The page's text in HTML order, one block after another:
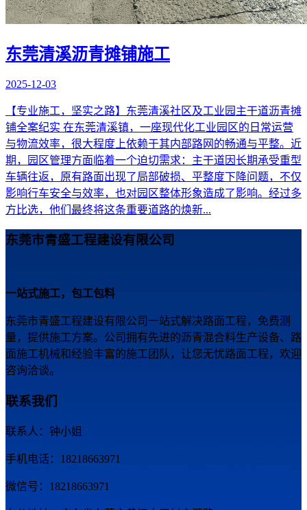
东莞清溪沥青摊铺施工
2025-12-03
【专业施工，坚实之路】东莞清溪社区及工业园主干道沥青摊
铺全案纪实 在东莞清溪镇，一座现代化工业园区的日常运营
与物流效率，很大程度上依赖于其内部路网的畅通与平整。近
期，园区管理方面临着一个迫切需求：主干道因长期承受重型
车辆往返，原有路面出现了局部破损、平整度下降问题，不仅
影响行车安全与效率，也对园区整体形象造成了影响。经过多
方比选，他们最终将这条重要道路的焕新...
东莞市青盛工程建设有限公司
一站式施工，包工包料
东莞市青盛工程建设有限公司一站式解决路面工程，免费测
量，提供施工方案。公司拥有先进的沥青混合料生产设备、路
面施工机械和经验丰富的施工团队，让您无忧路面工程，欢迎
咨询洽谈。
联系我们
联系人：钟小姐
手机电话：18218663971
微信号：18218663971